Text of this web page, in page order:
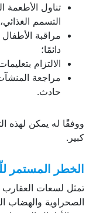
تناول الأطعمة
التسمم
مراقبة
دائمًا؛
الالتزام
مراجعة
حادث.
ووفقًا له يمكن لهذه
كبير.
الخطر المستمر
تمثل لسعات العقارب
الصحراوية والهضاب